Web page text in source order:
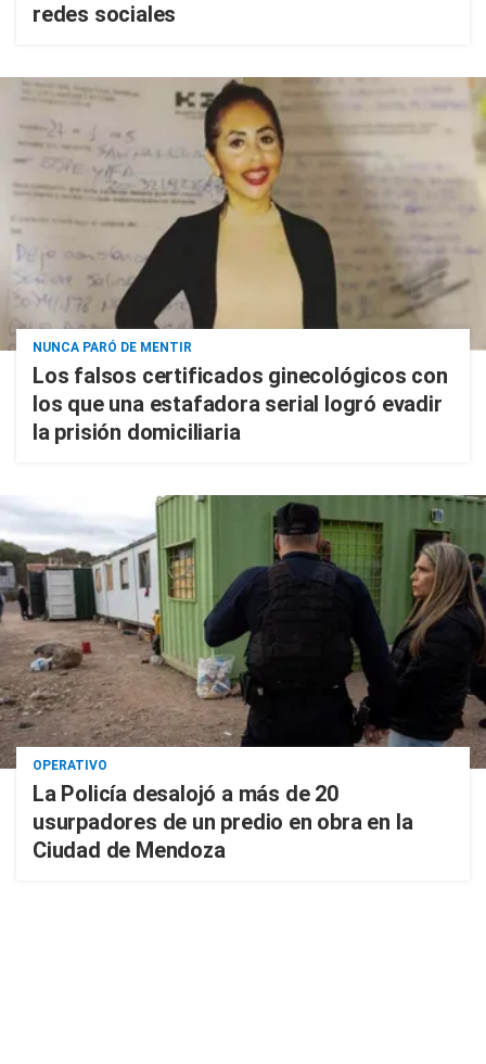
redes sociales
NUNCA PARÓ DE MENTIR
Los falsos certificados ginecológicos con
los que una estafadora serial logró evadir
la prisión domiciliaria
OPERATIVO
La Policía desalojó a más de 20
usurpadores de un predio en obra en la
Ciudad de Mendoza